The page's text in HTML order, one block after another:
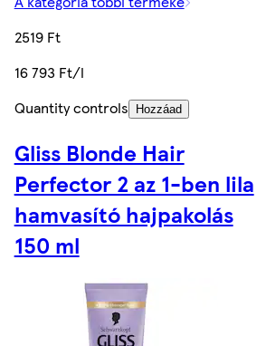
2519 Ft
16 793 Ft/l
Quantity controls
Hozzáad
Gliss Blonde Hair
Perfector 2 az 1-ben lila
hamvasító hajpakolás
150 ml